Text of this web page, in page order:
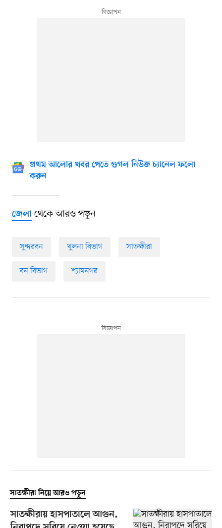
প্রথম আলোর খবর পেতে গুগল নিউজ চ্যানেল ফলো
করুন
জেলাথেকে আরও পড়ুন
সুন্দরবন খুলনা বিভাগ সাতক্ষীরা
বন বিভাগ শ্যামনগর
সাতক্ষীরা নিয়ে আরও পড়ুন
সাতক্ষীরায় হাসপাতালে আগুন,